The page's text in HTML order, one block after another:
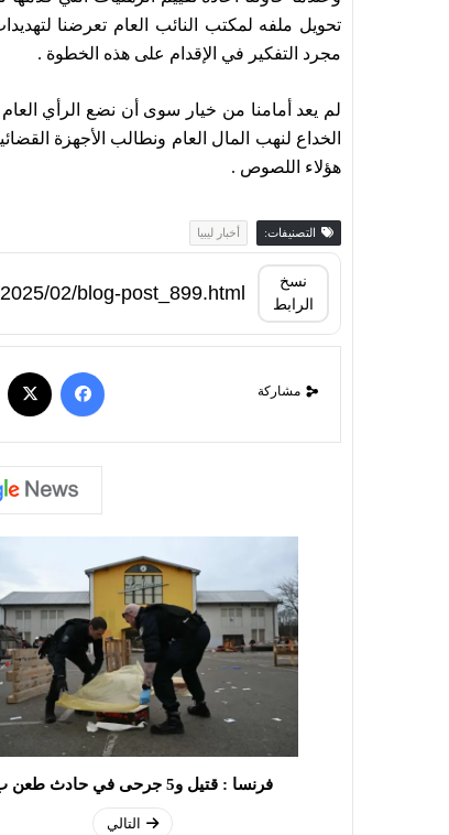
مجرد التفكير في الإقدام على هذه الخطوة .
لم يعد أمامنا من خيار سوى أن نضع الرأي
الخداع لنهب المال العام ونطالب الأجهزة
هؤلاء اللصوص .
التصنيفات: أخبار ليبيا
نسخ
الرابط
مشاركة
فرنسا : قتيل و5 جرحى في حادث طعن ب
التالي